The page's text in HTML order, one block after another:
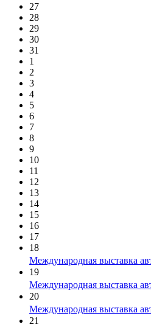
27
28
29
30
31
1
2
3
4
5
6
7
8
9
10
11
12
13
14
15
16
17
18
Международная выставка
19
Международная выставка
20
Международная выставка
21